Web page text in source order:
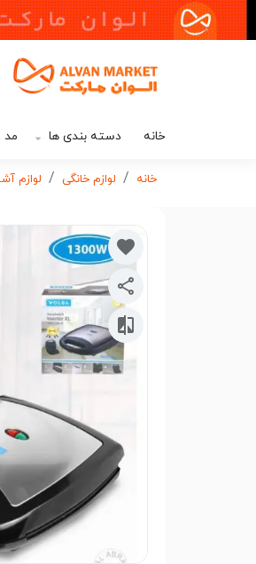
خانه دسته بندی ها مد
خانه لوازم خانگی لوازم